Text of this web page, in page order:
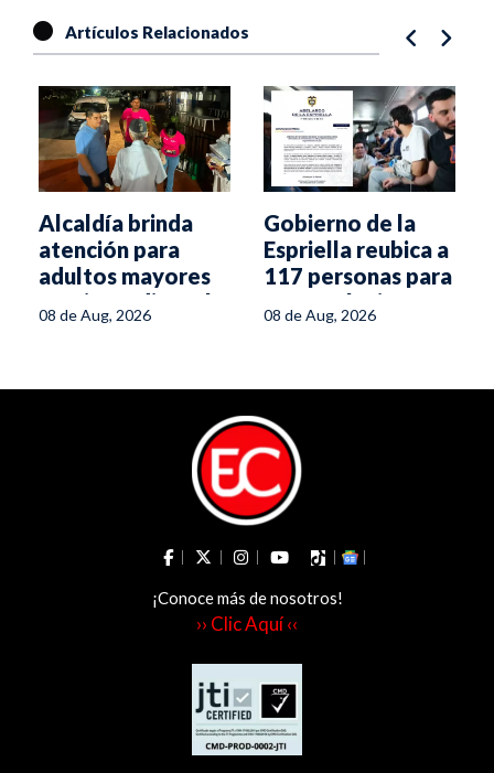
Artículos Relacionados
Alcaldía brinda
atención para
adultos mayores
tras incendio en la
avenida Ambalá
08 de Aug, 2026
Gobierno de la
Espriella reubica a
117 personas para
frenar el crimen
desde las cárceles
08 de Aug, 2026
¡Conoce más de nosotros!
›› Clic Aquí ‹‹